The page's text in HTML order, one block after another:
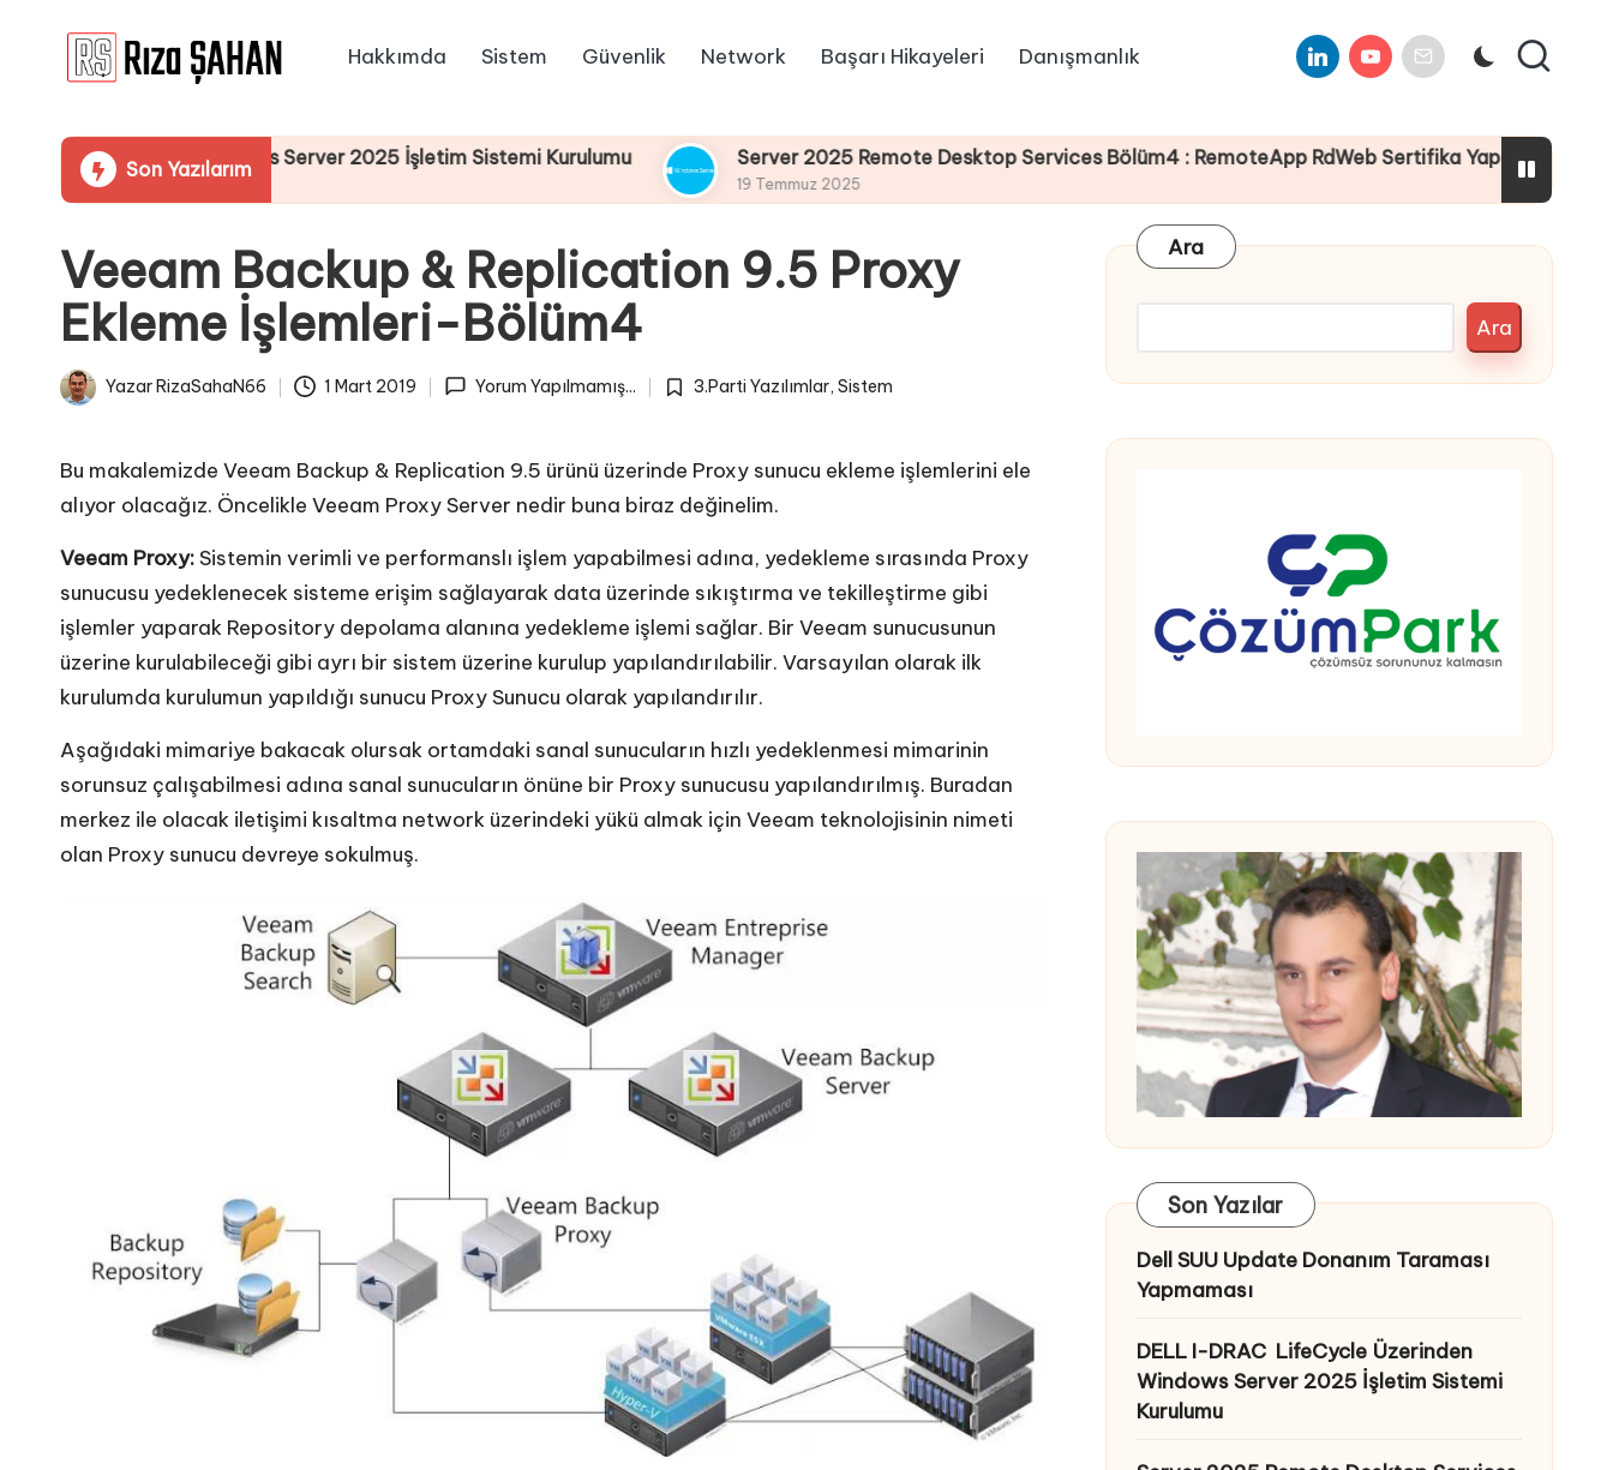
content
ı
z
a
Ş
A
H
N
Bilgi
Paylaşım
Portalı
Hakkımda Sistem Güvenlik Network Başarı Hikayeleri Danışmanlık LinkedinYoutube
E-
Mail
Son Yazılarım
Windows Server 2025 İşletim Sistemi Kurulumu Server 2025 Remote Desktop Services Bölüm4 : RemoteApp RdWeb Sertifika Yapılandırması
19 Temmuz 2025
Veeam Backup & Replication 9.5 Proxy
Ekleme İşlemleri-Bölüm4
Posted
Yazar RizaSahaN66 1 Mart 2019 Yorum Yapılmamış...
Posted
3.Parti Yazılımlar, Sistem
Bu makalemizde Veeam Backup & Replication 9.5 ürünü üzerinde Proxy sunucu ekleme işlemlerini ele
alıyor olacağız. Öncelikle Veeam Proxy Server nedir buna biraz değinelim.
Veeam Proxy:Sistemin verimli ve performanslı işlem yapabilmesi adına, yedekleme sırasında Proxy
sunucusu yedeklenecek sisteme erişim sağlayarak data üzerinde sıkıştırma ve tekilleştirme gibi
işlemler yaparak Repository depolama alanına yedekleme işlemi sağlar. Bir Veeam sunucusunun
üzerine kurulabileceği gibi ayrı bir sistem üzerine kurulup yapılandırılabilir. Varsayılan olarak ilk
kurulumda kurulumun yapıldığı sunucu Proxy Sunucu olarak yapılandırılır.
Aşağıdaki mimariye bakacak olursak ortamdaki sanal sunucuların hızlı yedeklenmesi mimarinin
sorunsuz çalışabilmesi adına sanal sunucuların önüne bir Proxy sunucusu yapılandırılmış. Buradan
merkez ile olacak iletişimi kısaltma network üzerindeki yükü almak için Veeam teknolojisinin nimeti
olan Proxy sunucu devreye sokulmuş.
Ara
Ara
Son Yazılar
Dell SUU Update Donanım Taraması
Yapmaması
DELL I-DRAC LifeCycle Üzerinden
Windows Server 2025 İşletim Sistemi
Kurulumu